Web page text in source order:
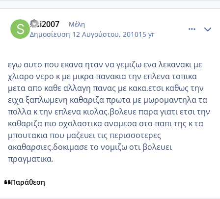
sisi2007 Μέλη
Δημοσίευση 12 Αυγούστου, 201015 yr
εγω αυτο που εκανα ηταν να γεμιζω ενα λεκανακι με
χλιαρο νερο κ με μικρα πανακια την επλενα τοπικα
μετα απο καθε αλλαγη πανας με κακα.ετσι καθως την
ειχα ξαπλωμενη καθαριζα πρωτα με μωρομαντηλα τα
πολλα κ την επλενα κιολας.βολευε παρα γιατι ετσι την
καθαριζα πιο σχολαστικα αναμεσα στο παπι της κ τα
μπουτακια που μαζευει τις περισσοτερες
ακαθαρσιες.δοκιμασε το νομιζω οτι βολευει
πραγματικα.
Παράθεση